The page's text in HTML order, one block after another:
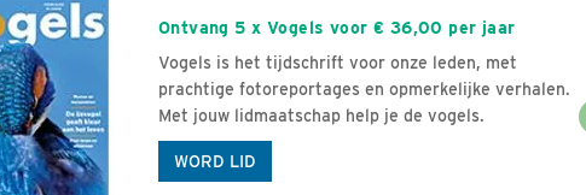
Ontvang 5 x Vogels voor € 36,00 per jaar
Vogels is het tijdschrift voor onze leden, met
prachtige fotoreportages en opmerkelijke verhalen.
Met jouw lidmaatschap help je de vogels.
WORD LID